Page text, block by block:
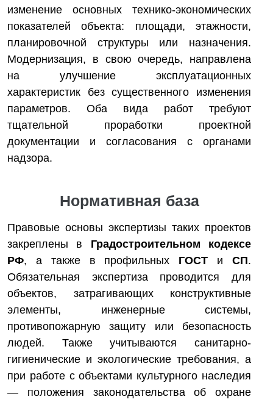
изменение основных технико-экономических
показателей объекта: площади, этажности,
планировочной структуры или назначения.
Модернизация, в свою очередь, направлена
на улучшение эксплуатационных
характеристик без существенного изменения
параметров. Оба вида работ требуют
тщательной проработки проектной
документации и согласования с органами
надзора.
Нормативная база
Правовые основы экспертизы таких проектов
закреплены в Градостроительном кодексе
РФ, а также в профильных ГОСТ иСП.
Обязательная экспертиза проводится для
объектов, затрагивающих конструктивные
элементы, инженерные системы,
противопожарную защиту или безопасность
людей. Также учитываются санитарно-
гигиенические и экологические требования, а
при работе с объектами культурного наследия
— положения законодательства об охране